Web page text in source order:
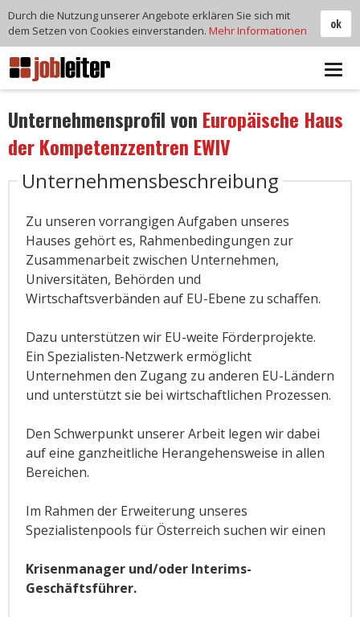
Unternehmensprofil von Europäische Haus
der Kompetenzzentren EWIV
Unternehmensbeschreibung
Zu unseren vorrangigen Aufgaben unseres
Hauses gehört es, Rahmenbedingungen zur
Zusammenarbeit zwischen Unternehmen,
Universitäten, Behörden und
Wirtschaftsverbänden auf EU-Ebene zu schaffen.
Dazu unterstützen wir EU-weite Förderprojekte.
Ein Spezialisten-Netzwerk ermöglicht
Unternehmen den Zugang zu anderen EU-Ländern
und unterstützt sie bei wirtschaftlichen Prozessen.
Den Schwerpunkt unserer Arbeit legen wir dabei
auf eine ganzheitliche Herangehensweise in allen
Bereichen.
Im Rahmen der Erweiterung unseres
Spezialistenpools für Österreich suchen wir einen
Krisenmanager und/oder Interims-
Geschäftsführer.
ok
Durch die Nutzung unserer Angebote erklären Sie sich mit
dem Setzen von Cookies einverstanden. Mehr Informationen